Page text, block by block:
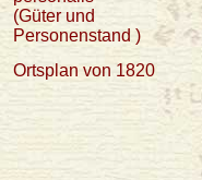
(Güter und
Personenstand )
Ortsplan von 1820